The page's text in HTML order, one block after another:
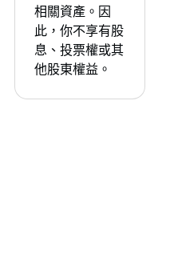
相關資產。因
此，你不享有股
息、投票權或其
他股東權益。